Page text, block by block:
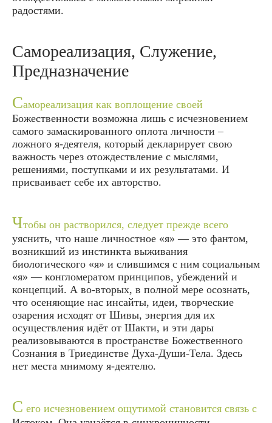
радостями.
Самореализация, Служение,
Предназначение
Самореализация как воплощение своей
Божественности возможна лишь с исчезновением
самого замаскированного оплота личности –
ложного я-деятеля, который декларирует свою
важность через отождествление с мыслями,
решениями, поступками и их результатами. И
присваивает себе их авторство.
Чтобы он растворился, следует прежде всего
уяснить, что наше личностное «я» — это фантом,
возникший из инстинкта выживания
биологического «я» и слившимся с ним социальным
«я» — конгломератом принципов, убеждений и
концепций. А во-вторых, в полной мере осознать,
что осеняющие нас инсайты, идеи, творческие
озарения исходят от Шивы, энергия для их
осуществления идёт от Шакти, и эти дары
реализовываются в пространстве Божественного
Сознания в Триединстве Духа-Души-Тела. Здесь
нет места мнимому я-деятелю.
С его исчезновением ощутимой становится связь с